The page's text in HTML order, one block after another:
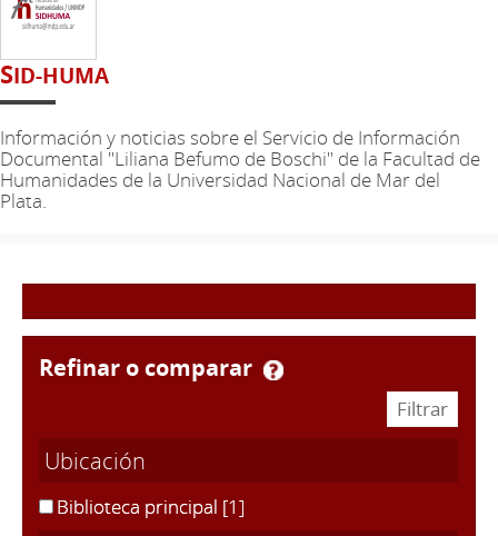
SID-HUMA
Información y noticias sobre el Servicio de Información
Documental "Liliana Befumo de Boschi" de la Facultad de
Humanidades de la Universidad Nacional de Mar del
Plata.
refinar o comparar
Ubicación
Biblioteca principal [1]